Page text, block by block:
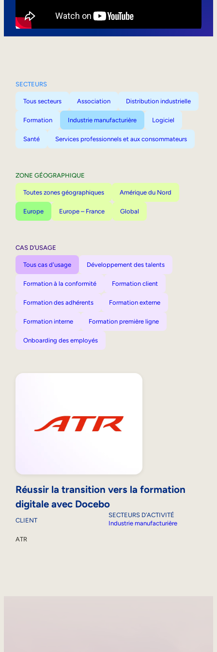
SECTEURS
Tous secteurs Association Distribution industrielle
Formation Industrie manufacturière Logiciel
Santé Services professionnels et aux consommateurs
ZONE GÉOGRAPHIQUE
Toutes zones géographiques Amérique du Nord
Europe Europe – France Global
CAS D’USAGE
Tous cas d'usage Développement des talents
Formation à la conformité Formation client
Formation des adhérents Formation externe
Formation interne Formation première ligne
Onboarding des employés
Réussir la transition vers la formation
digitale avec Docebo
CLIENT
ATR
SECTEURS D’ACTIVITÉ
Industrie manufacturière